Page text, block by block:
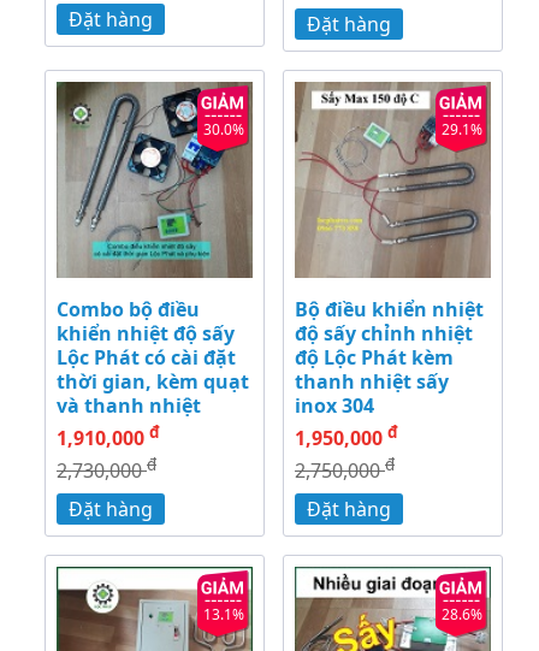
Đặt hàng Đặt hàng
30.0%
Combo bộ điều
khiển nhiệt độ sấy
Lộc Phát có cài đặt
thời gian, kèm quạt
và thanh nhiệt
1,910,000 đ
2,730,000đ
Đặt hàng
29.1%
Bộ điều khiển nhiệt
độ sấy chỉnh nhiệt
độ Lộc Phát kèm
thanh nhiệt sấy
inox 304
1,950,000 đ
2,750,000đ
Đặt hàng
13.1% 28.6%